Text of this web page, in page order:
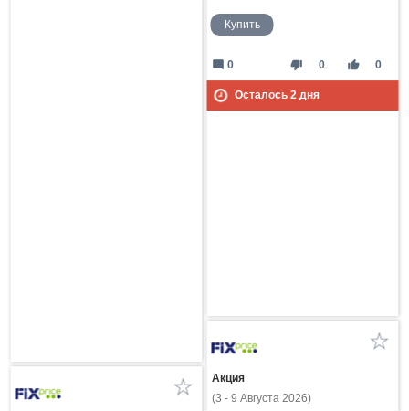
Купить
thumb_down 0 thumb_up 0
mode_comment 0
Осталось 2дня
Акция
(3 - 9 Августа 2026)